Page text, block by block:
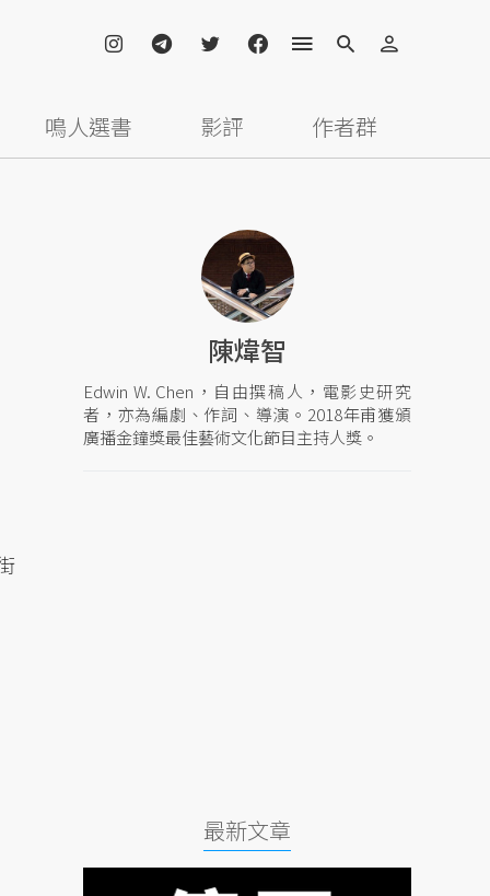
鳴人選書 影評 作者群
陳煒智
Edwin W. Chen，自由撰稿人，電影史研究
者，亦為編劇、作詞、導演。2018年甫獲頒
廣播金鐘獎最佳藝術文化節目主持人獎。
最新文章